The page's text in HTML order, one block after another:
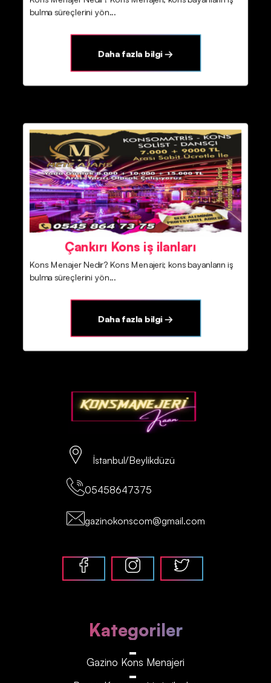
bulma süreçlerini yön...
Daha fazla bilgi →
Çankırı Kons iş ilanları
Kons Menajer Nedir? Kons Menajeri; kons bayanların iş
bulma süreçlerini yön...
Daha fazla bilgi →
İstanbul/Beylikdüzü
05458647375
gazinokonscom@gmail.com
Kategoriler
Gazino Kons Menajeri